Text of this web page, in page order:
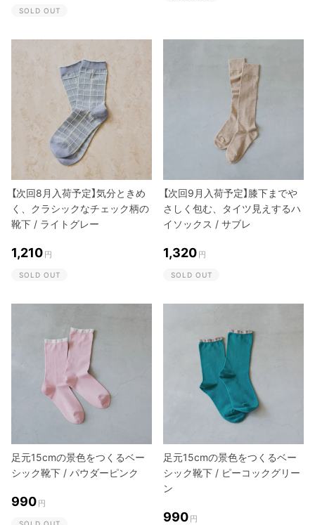
SOLD OUT
【次回8月入荷予定】気分ときめ
く、クラシックなチェック柄の
靴下 / ライトグレー
1,210 円
SOLD OUT
【次回9月入荷予定】膝下までや
さしく包む、タイツ見えするハ
イソックス / サブレ
1,320 円
SOLD OUT
足元15cmの景色をつくるベー
シック靴下 / パウダーピンク
990 円
SOLD OUT
足元15cmの景色をつくるベー
シック靴下 / ピーコックグリー
ン
990 円